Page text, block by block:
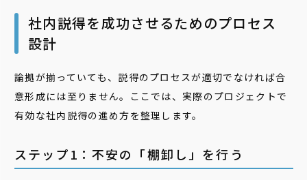
社内説得を成功させるためのプロセス
設計
論拠が揃っていても、説得のプロセスが適切でなければ合
意形成には至りません。ここでは、実際のプロジェクトで
有効な社内説得の進め方を整理します。
ステップ1：不安の「棚卸し」を行う